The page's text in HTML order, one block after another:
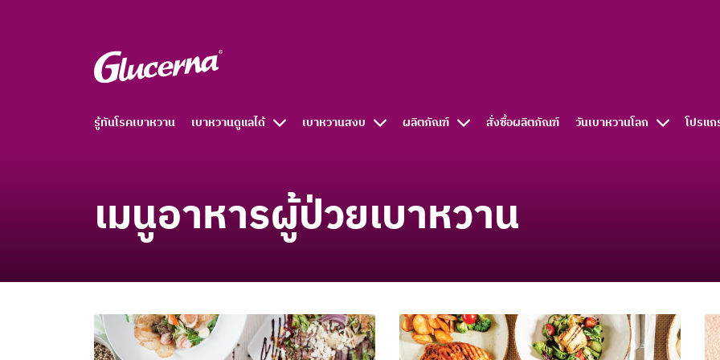
รู้ทันโรคเบาหวาน เบาหวานดูแลได้ เบาหวานสงบ ผลิตภัณฑ์ สั่งซื้อผลิตภัณฑ์​ วันเบาหวานโลก โปรแ
เมนูอาหารผู้ป่วยเบาหวาน